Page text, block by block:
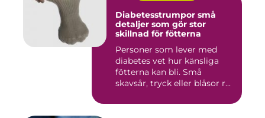
Diabetesstrumpor små
detaljer som gör stor
skillnad för fötterna
Personer som lever med
diabetes vet hur känsliga
fötterna kan bli. Små
skavsår, tryck eller blåsor r...